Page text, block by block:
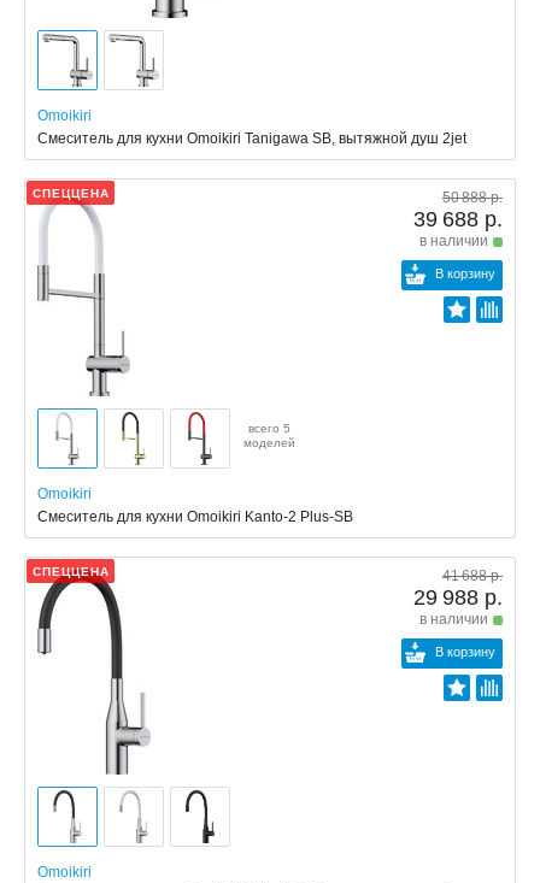
Omoikiri
Смеситель для кухни Omoikiri Tanigawa SB, вытяжной душ 2jet
СПЕЦЦЕНА 50 888 р.
39 688 р.
в наличии
В корзину
всего 5
моделей
Omoikiri
Смеситель для кухни Omoikiri Kanto-2 Plus-SB
СПЕЦЦЕНА 41 688 р.
29 988 р.
в наличии
В корзину
Omoikiri